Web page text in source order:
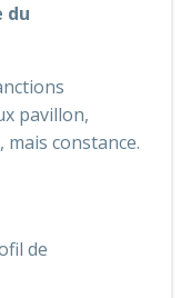
du
pavillon,
constance.
de